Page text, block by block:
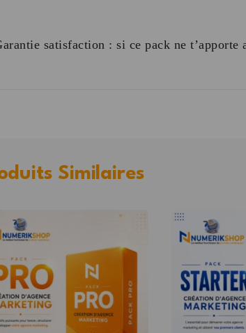
satisfaction : si ce pack ne t’apporte
Similaires